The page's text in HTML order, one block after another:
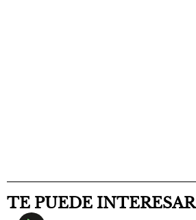
TE PUEDE INTERESAR